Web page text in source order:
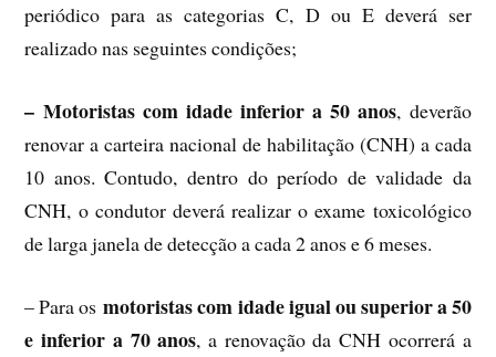
periódico para as categorias C, D ou E deverá ser
realizado nas seguintes condições;
– Motoristas com idade inferior a 50 anos, deverão
renovar a carteira nacional de habilitação (CNH) a cada
10 anos. Contudo, dentro do período de validade da
CNH, o condutor deverá realizar o exame toxicológico
de larga janela de detecção a cada 2 anos e 6 meses.
– Para osmotoristas com idade igual ou superior a 50
e inferior a 70 anos, a renovação da CNH ocorrerá a